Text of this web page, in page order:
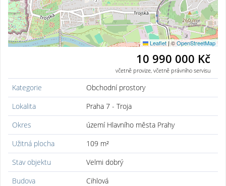
Leaflet |©OpenStreetMap
10 990 000 Kč
včetně provize, včetně právního servisu
Kategorie
Obchodní prostory
Lokalita
Praha 7 - Troja
Okres
území Hlavního města Prahy
Užitná plocha
109 m²
Stav objektu
Velmi dobrý
Budova
Cihlová